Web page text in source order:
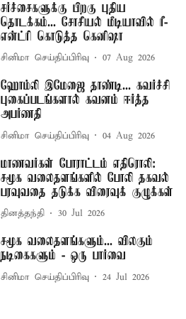
சர்ச்சைகளுக்கு பிறகு புதிய
தொடக்கம்... சோசியல் மீடியாவில் ரீ-
என்ட்ரி கொடுத்த கெனிஷா
சினிமா செய்திப்பிரிவு 07 Aug 2026
ஹோம்லி இமேஜை தாண்டி... கவர்ச்சி
புகைப்படங்களால் கவனம் ஈர்த்த
அபர்ணதி
சினிமா செய்திப்பிரிவு 04 Aug 2026
மாணவர்கள் போராட்டம் எதிரொலி:
சமூக வலைதளங்களில் போலி தகவல்
பரவுவதை தடுக்க விரைவுக் குழுக்கள்
தினத்தந்தி 30 Jul 2026
சமூக வலைதளங்களும்... விலகும்
நடிகைகளும் - ஒரு பார்வை
சினிமா செய்திப்பிரிவு 24 Jul 2026